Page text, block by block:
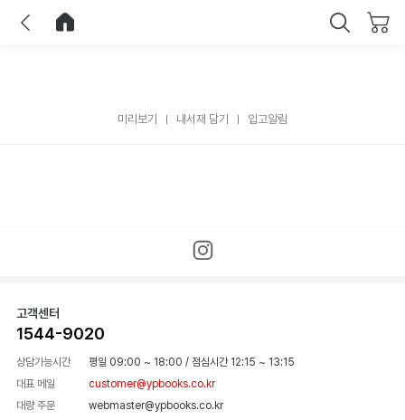
미리보기 내서재 담기 입고알림
고객센터
1544-9020
상담가능시간 평일 09:00 ~ 18:00 / 점심시간 12:15 ~ 13:15
대표 메일
customer@ypbooks.co.kr
대량 주문
webmaster@ypbooks.co.kr